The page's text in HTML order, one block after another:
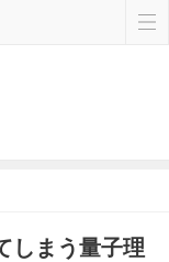
しまう量子理